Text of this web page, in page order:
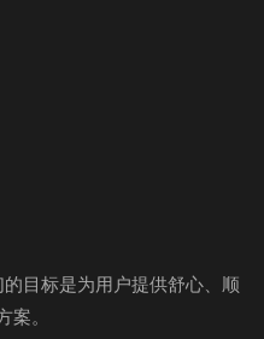
目标是为用户提供舒心、顺
案。